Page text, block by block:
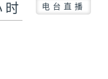
时 电台直播